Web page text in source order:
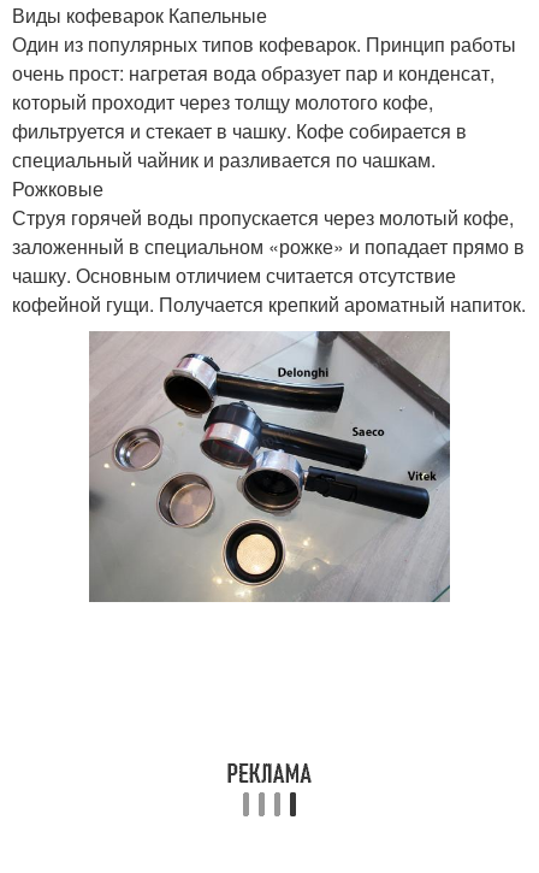
Виды кофеварок Капельные
Один из популярных типов кофеварок. Принцип работы
очень прост: нагретая вода образует пар и конденсат,
который проходит через толщу молотого кофе,
фильтруется и стекает в чашку. Кофе собирается в
специальный чайник и разливается по чашкам.
Рожковые
Струя горячей воды пропускается через молотый кофе,
заложенный в специальном «рожке» и попадает прямо в
чашку. Основным отличием считается отсутствие
кофейной гущи. Получается крепкий ароматный напиток.